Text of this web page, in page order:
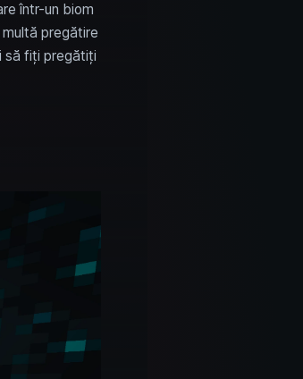
într-un biom
pregătire
să fiți pregătiți